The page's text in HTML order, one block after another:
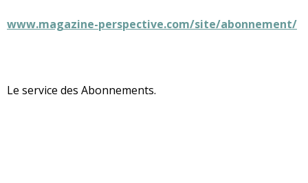
www.magazine-perspective.com/site/abonnement/
Le service des Abonnements.